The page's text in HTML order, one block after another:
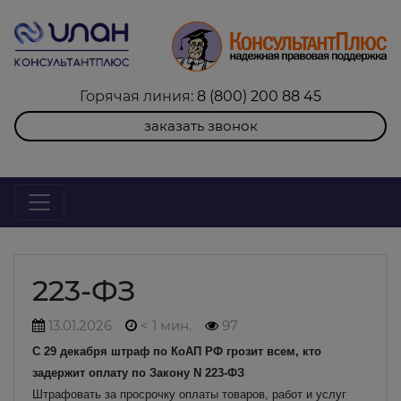
Горячая линия: 8 (800) 200 88 45
заказать звонок
223-ФЗ
13.01.2026 < 1 мин. 97
С 29 декабря штраф по КоАП РФ грозит всем, кто
задержит оплату по Закону N 223-ФЗ
Штрафовать за просрочку оплаты товаров, работ и услуг